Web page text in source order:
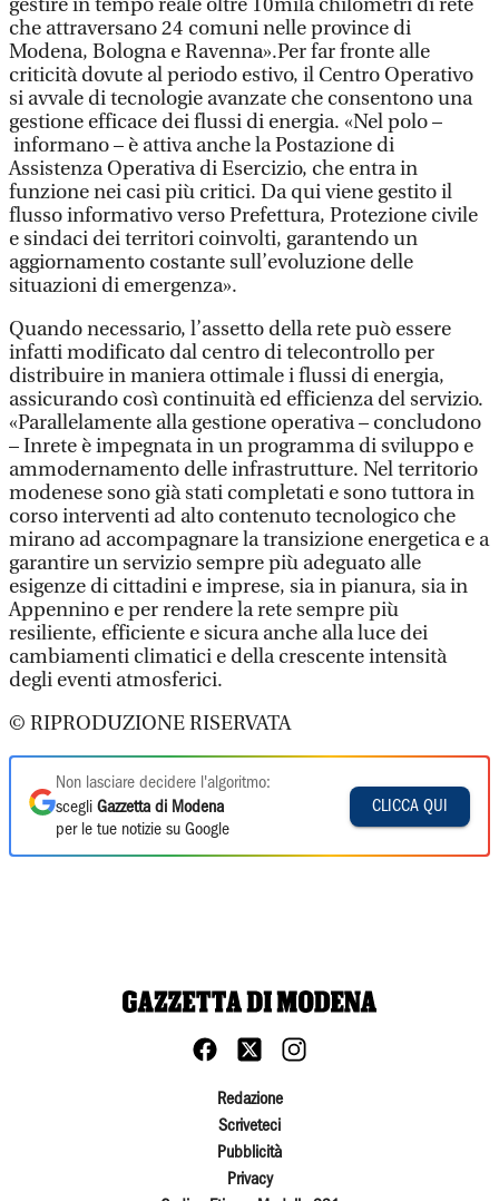
gestire in tempo reale oltre 10mila chilometri di rete
che attraversano 24 comuni nelle province di
Modena, Bologna e Ravenna».Per far fronte alle
criticità dovute al periodo estivo, il Centro Operativo
si avvale di tecnologie avanzate che consentono una
gestione efficace dei flussi di energia. «Nel polo –
informano – è attiva anche la Postazione di
Assistenza Operativa di Esercizio, che entra in
funzione nei casi più critici. Da qui viene gestito il
flusso informativo verso Prefettura, Protezione civile
e sindaci dei territori coinvolti, garantendo un
aggiornamento costante sull’evoluzione delle
situazioni di emergenza».
Quando necessario, l’assetto della rete può essere
infatti modificato dal centro di telecontrollo per
distribuire in maniera ottimale i flussi di energia,
assicurando così continuità ed efficienza del servizio.
«Parallelamente alla gestione operativa – concludono
– Inrete è impegnata in un programma di sviluppo e
ammodernamento delle infrastrutture. Nel territorio
modenese sono già stati completati e sono tuttora in
corso interventi ad alto contenuto tecnologico che
mirano ad accompagnare la transizione energetica e a
garantire un servizio sempre più adeguato alle
esigenze di cittadini e imprese, sia in pianura, sia in
Appennino e per rendere la rete sempre più
resiliente, efficiente e sicura anche alla luce dei
cambiamenti climatici e della crescente intensità
degli eventi atmosferici.
© RIPRODUZIONE RISERVATA
Non lasciare decidere l'algoritmo:
scegli Gazzetta di Modena
per le tue notizie su Google
CLICCA QUI
Redazione
Scriveteci
Pubblicità
Privacy